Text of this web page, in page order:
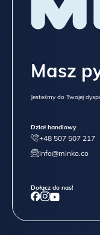
końcowego wyglądu
forniru ma swoje
Spójrz na porównanie
Masz
Jesteśmy do Twojej
Dział handlowy
+48 507 507 217
info@minko.co
Dołącz do nas!